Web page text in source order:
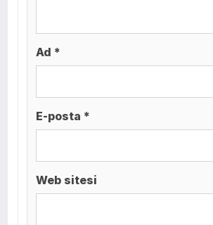
Ad *
E-posta *
Web sitesi